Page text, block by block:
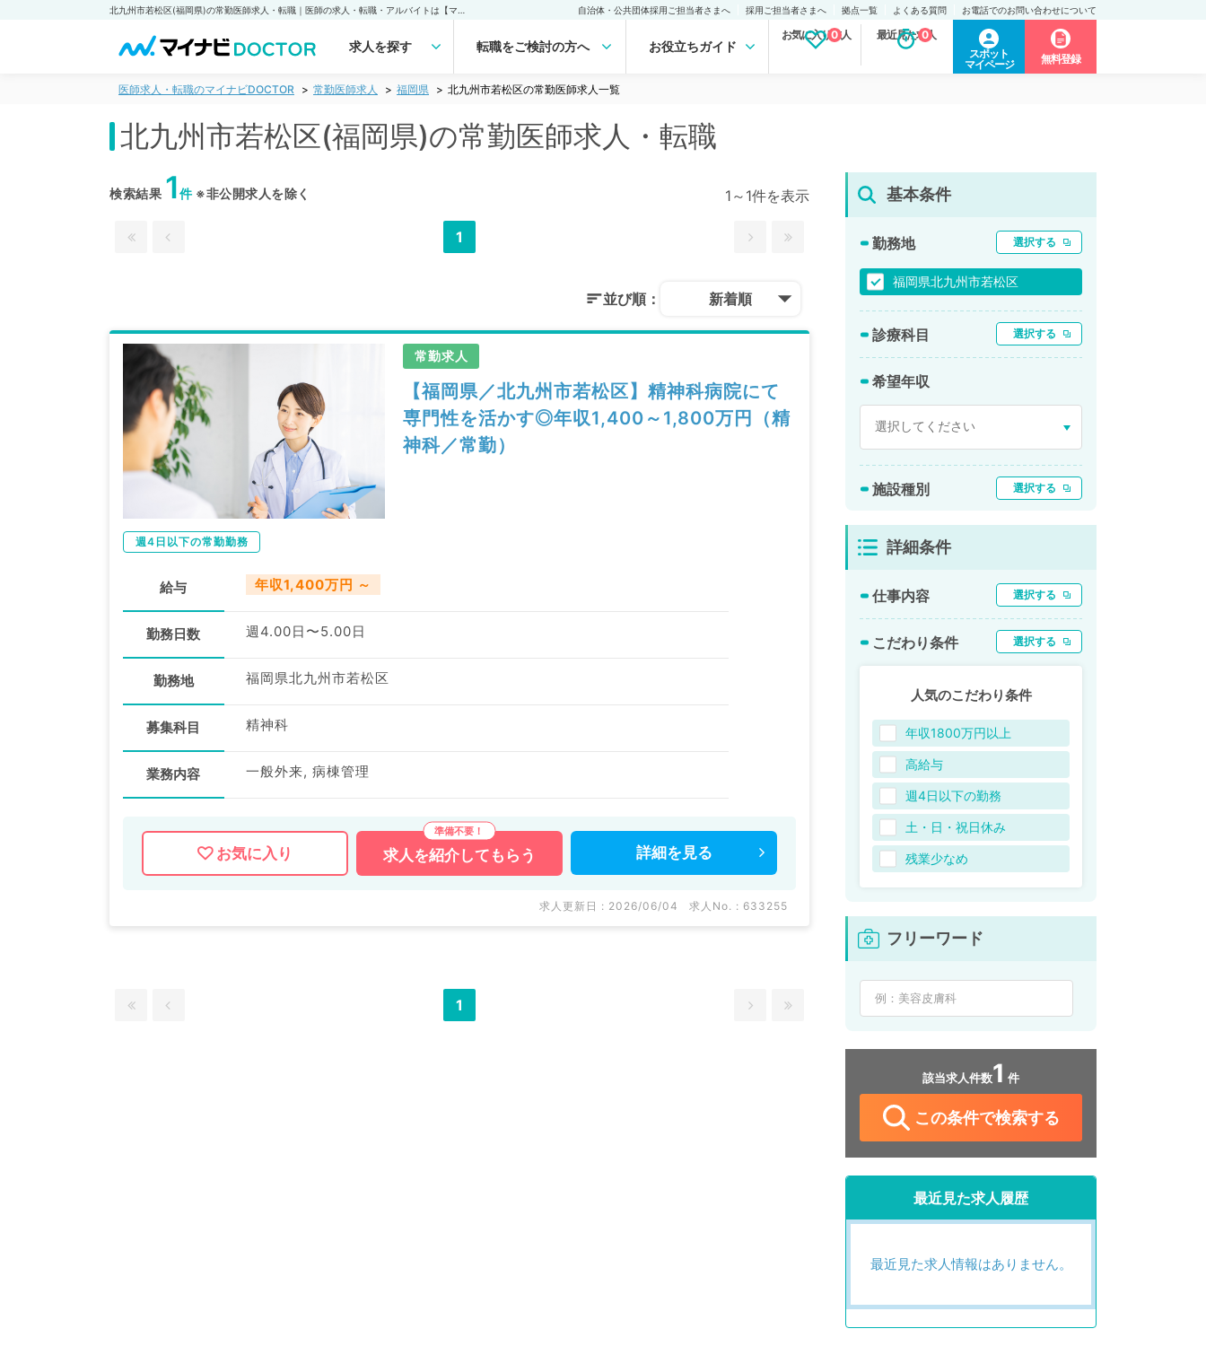
自治体・公共団体採用ご担当者さまへ 採用ご担当者さまへ 拠点一覧 よくある質問 お電話でのお問い合わせについて
求人を探す 転職をご検討の方へ お役立ちガイド
お気に入り求人
0 最近見た求人
0
スポット
マイページ
無料登録
医師求人・転職のマイナビDOCTOR 常勤医師求人 福岡県 北九州市若松区の常勤医師求人一覧
北九州市若松区(福岡県)の常勤医師求人・転職
検索結果 1件※非公開求人を除く 1～1件を表示
1
並び順： 新着順
常勤求人
【福岡県／北九州市若松区】精神科病院にて
専門性を活かす◎年収1,400～1,800万円（精
神科／常勤）
週4日以下の常勤勤務
給与 年収1,400万円 ～
勤務日数 週4.00日〜5.00日
勤務地 福岡県北九州市若松区
募集科目 精神科
業務内容 一般外来, 病棟管理
お気に入り 求人を紹介してもらう 詳細を 見る
求人更新日 : 2026/06/04 求人No. : 633255
1
基本条件
勤務地 選択する
福岡県北九州市若松区
診療科目 選択する
希望年収
施設種別 選択する
詳細条件
仕事内容 選択する
こだわり条件 選択する
人気のこだわり条件
年収1800万円以上
高給与
週4日以下の勤務
土・日・祝日休み
残業少なめ
フリーワード
該当求人件数1 件
この条件で検索する
最近見た求人履歴
最近見た求人情報はありません。